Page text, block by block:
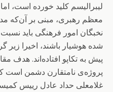
لیبرالیسم کلید خورده است،
معظم رهبری، مبنی بر آن‌که
نخبگان امور فرهنگی باید
شده هوشیار باشند، اخیرا
پیش به تکاپو افتاده‌اند. هدف
پروژه‌ی نامتقارن دشمن است که
غلامعلی حداد عادل رییس